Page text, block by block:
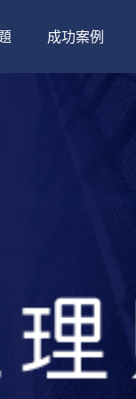
成功案例